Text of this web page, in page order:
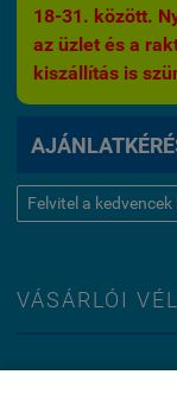
18-31. között.
az üzlet és a
kiszállítás is
Felvitel a kedvencek
VÁSÁRLÓI